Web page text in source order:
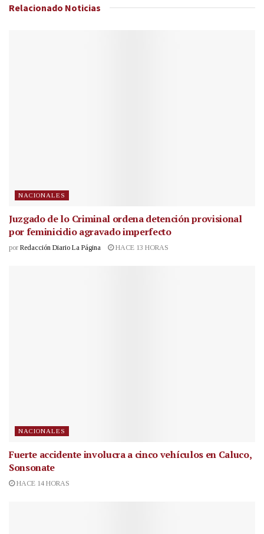
Relacionado Noticias
NACIONALES
Juzgado de lo Criminal ordena detención provisional
por feminicidio agravado imperfecto
por Redacción Diario La Página HACE 13 HORAS
NACIONALES
Fuerte accidente involucra a cinco vehículos en Caluco,
Sonsonate
HACE 14 HORAS